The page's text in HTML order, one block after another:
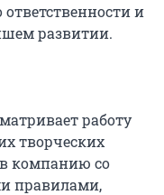
и
развитии.
работу
творческих
в компанию со
правилами,